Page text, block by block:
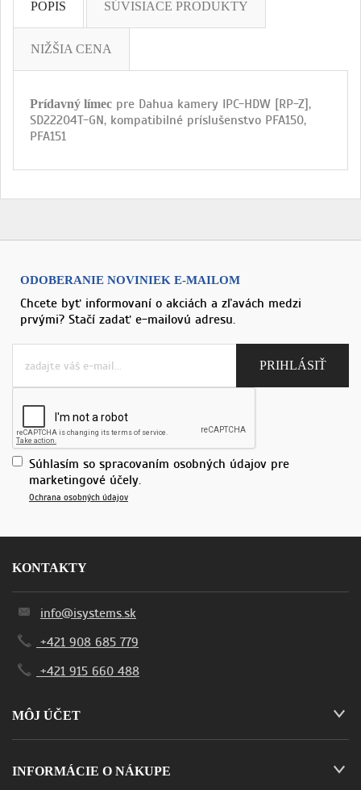
POPIS SÚVISIACE PRODUKTY
NIŽŠIA CENA
Prídavný límec pre Dahua kamery IPC-HDW [RP-Z],
SD22204T-GN, kompatibilné príslušenstvo PFA150,
PFA151
ODOBERANIE NOVINIEK E-MAILOM
Chcete byť informovaní o akciách a zľavách medzi
prvými? Stačí zadať e-mailovú adresu.
Súhlasím so spracovaním osobných údajov pre
marketingové účely.
Ochrana osobných údajov
KONTAKTY
info@isystems.sk
+421 908 685 779
+421 915 660 488
MÔJ ÚČET
INFORMÁCIE O NÁKUPE